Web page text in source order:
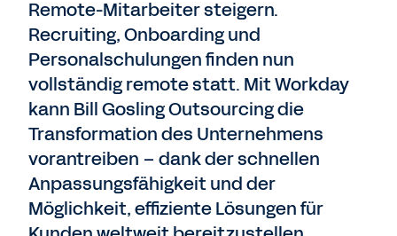
Remote-Mitarbeiter steigern.
Recruiting, Onboarding und
Personalschulungen finden nun
vollständig remote statt. Mit Workday
kann Bill Gosling Outsourcing die
Transformation des Unternehmens
vorantreiben – dank der schnellen
Anpassungsfähigkeit und der
Möglichkeit, effiziente Lösungen für